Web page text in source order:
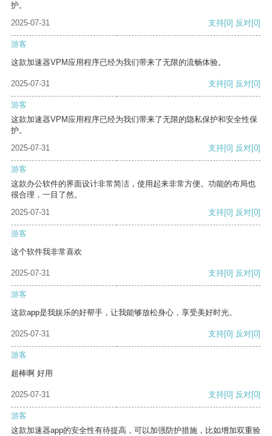
护。
2025-07-31
支持[0] 反对[0]
游客
这款加速器VPM应用程序已经为我们带来了无限的流畅体验。
2025-07-31 支持[0] 反对[0]
游客
这款加速器VPM应用程序已经为我们带来了无限的隐私保护和安全性保
护。
2025-07-31
支持[0] 反对[0]
游客
这款办公软件的界面设计非常简洁，使用起来非常方便。功能的布局也
很合理，一目了然。
2025-07-31
支持[0] 反对[0]
游客
这个软件我非常喜欢
2025-07-31 支持[0] 反对[0]
游客
这款app是我娱乐的好帮手，让我能够放松身心，享受美好时光。
2025-07-31 支持[0] 反对[0]
游客
超棒啊 好用
2025-07-31 支持[0] 反对[0]
游客
这款加速器app的安全性有待提高，可以加强防护措施，比如增加双重验